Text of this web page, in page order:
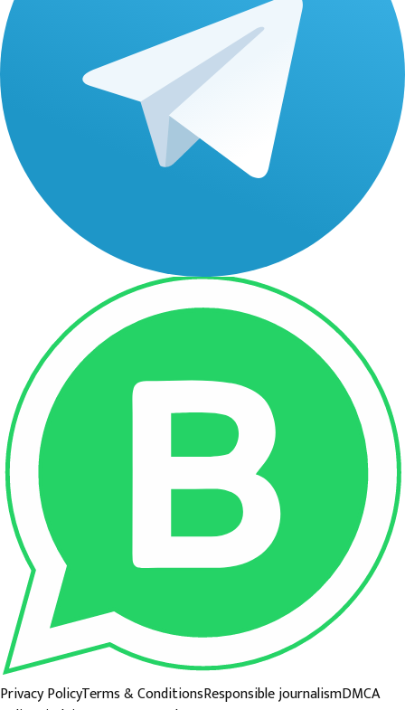
Privacy PolicyTerms & ConditionsResponsible journalismDMCA